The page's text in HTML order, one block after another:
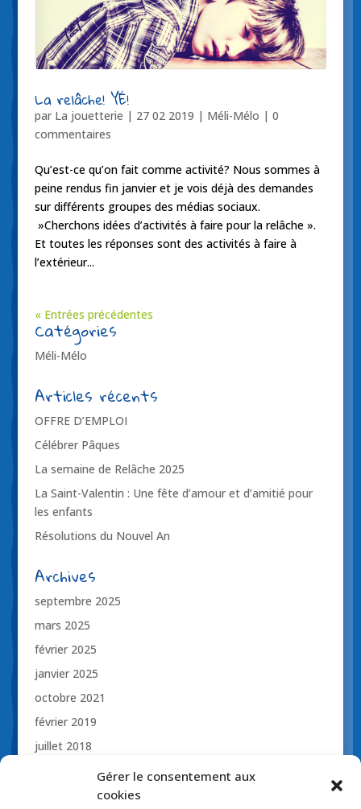
Gérer le consentement aux
cookies
La relâche! YÉ!
par La jouetterie | 27 02 2019 | Méli-Mélo | 0
commentaires
Qu’est-ce qu’on fait comme activité? Nous sommes à
peine rendus fin janvier et je vois déjà des demandes
sur différents groupes des médias sociaux.
»Cherchons idées d’activités à faire pour la relâche ».
Et toutes les réponses sont des activités à faire à
l’extérieur...
« Entrées précédentes
Catégories
Méli-Mélo
Articles récents
OFFRE D’EMPLOI
Célébrer Pâques
La semaine de Relâche 2025
La Saint-Valentin : Une fête d’amour et d’amitié pour
les enfants
Résolutions du Nouvel An
Archives
septembre 2025
mars 2025
février 2025
janvier 2025
octobre 2021
février 2019
juillet 2018
novembre 2017
octobre 2017